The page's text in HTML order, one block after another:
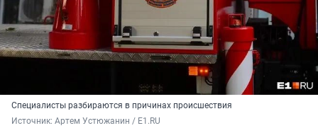
Специалисты разбираются в причинах происшествия
Источник: Артем Устюжанин / E1.RU